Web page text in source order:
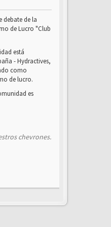
debate de la
de Lucro "Club
está
- Hydractives,
como
de lucro.
es
chevrones.